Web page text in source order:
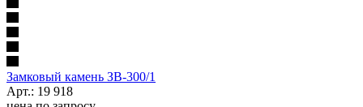
Замковый камень ЗВ-300/1
Арт.: 19 918